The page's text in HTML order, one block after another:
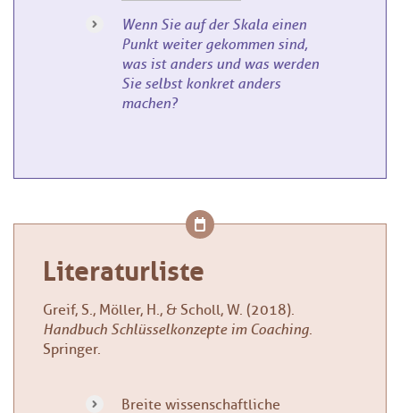
Wenn Sie auf der Skala einen
Punkt weiter gekommen sind,
was ist anders und was werden
Sie selbst konkret anders
machen?
Literaturliste
Greif, S., Möller, H., & Scholl, W. (2018).
Handbuch Schlüsselkonzepte im Coaching.
Springer.
Breite wissenschaftliche